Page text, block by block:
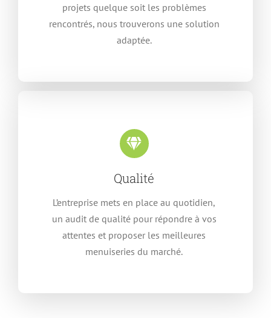
projets quelque soit les problèmes
rencontrés, nous trouverons une solution
adaptée.
Qualité
L’entreprise mets en place au quotidien,
un audit de qualité pour répondre à vos
attentes et proposer les meilleures
menuiseries du marché.